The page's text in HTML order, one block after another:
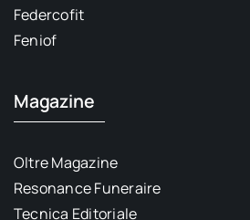
Federcofit
Feniof
Magazine
Oltre Magazine
Resonance Funeraire
Tecnica Editoriale